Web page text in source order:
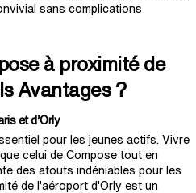
sans complications
à proximité de
Avantages ?
et d’Orly
pour les jeunes actifs. Vivre
celui de Compose tout en
des atouts indéniables pour les
de l'aéroport d'Orly est un